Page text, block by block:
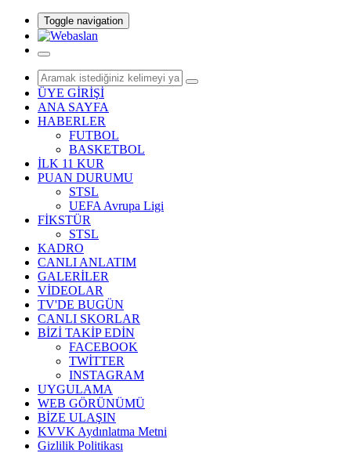
Toggle navigation
ÜYE GİRİŞİ
ANA SAYFA
HABERLER
FUTBOL
BASKETBOL
İLK 11 KUR
PUAN DURUMU
STSL
UEFA Avrupa Ligi
FİKSTÜR
STSL
KADRO
CANLI ANLATIM
GALERİLER
VİDEOLAR
TV'DE BUGÜN
CANLI SKORLAR
BİZİ TAKİP EDİN
FACEBOOK
TWİTTER
INSTAGRAM
UYGULAMA
WEB GÖRÜNÜMÜ
BİZE ULAŞIN
KVVK Aydınlatma Metni
Gizlilik Politikası